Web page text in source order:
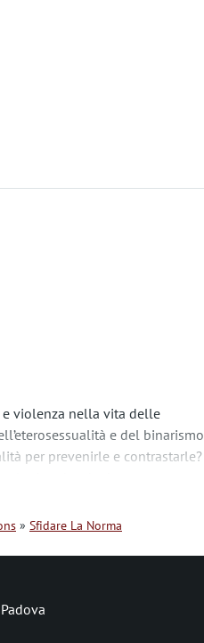
violenza nella vita delle
e del binarismo
per prevenirle e contrastarle?
le ricerche che hanno provato
condotti dalle associazioni
si inserisce in questo
dall’orientamento
Sfidare La Norma